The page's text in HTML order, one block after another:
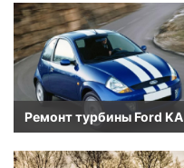
Ремонт турбины Ford KA